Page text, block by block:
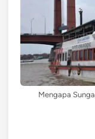
Mengapa